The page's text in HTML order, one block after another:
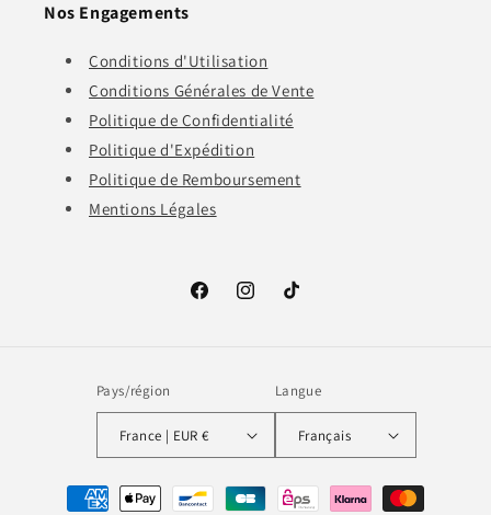
Nos Engagements
Conditions d'Utilisation
Conditions Générales de Vente
Politique de Confidentialité
Politique d'Expédition
Politique de Remboursement
Mentions Légales
FacebookInstagramTikTok
Pays/région
France | EUR €
Langue
Français
Moyens